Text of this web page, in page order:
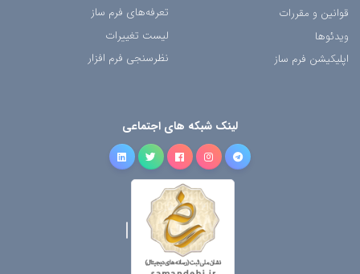
قوانین و مقررات
ویدئوها
اپلیکیشن فرم ساز
تعرفه‌های فرم ساز
لیست تغییرات
نظرسنجی فرم افزار
لینک شبکه های اجتماعی